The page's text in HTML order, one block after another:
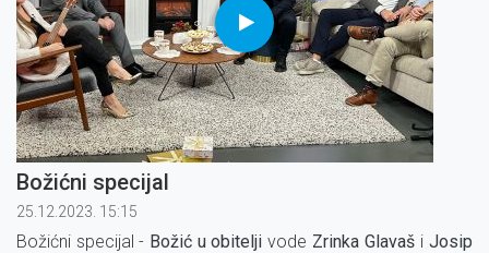
Božićni specijal
25.12.2023. 15:15
Božićni specijal - Božić u obitelji vode Zrinka Glavaš i Josip